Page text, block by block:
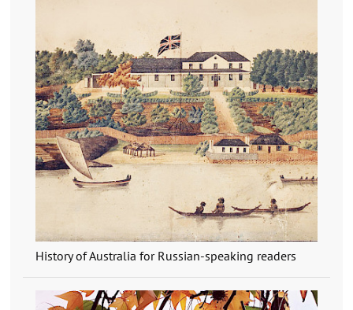
History of Australia for Russian-speaking readers